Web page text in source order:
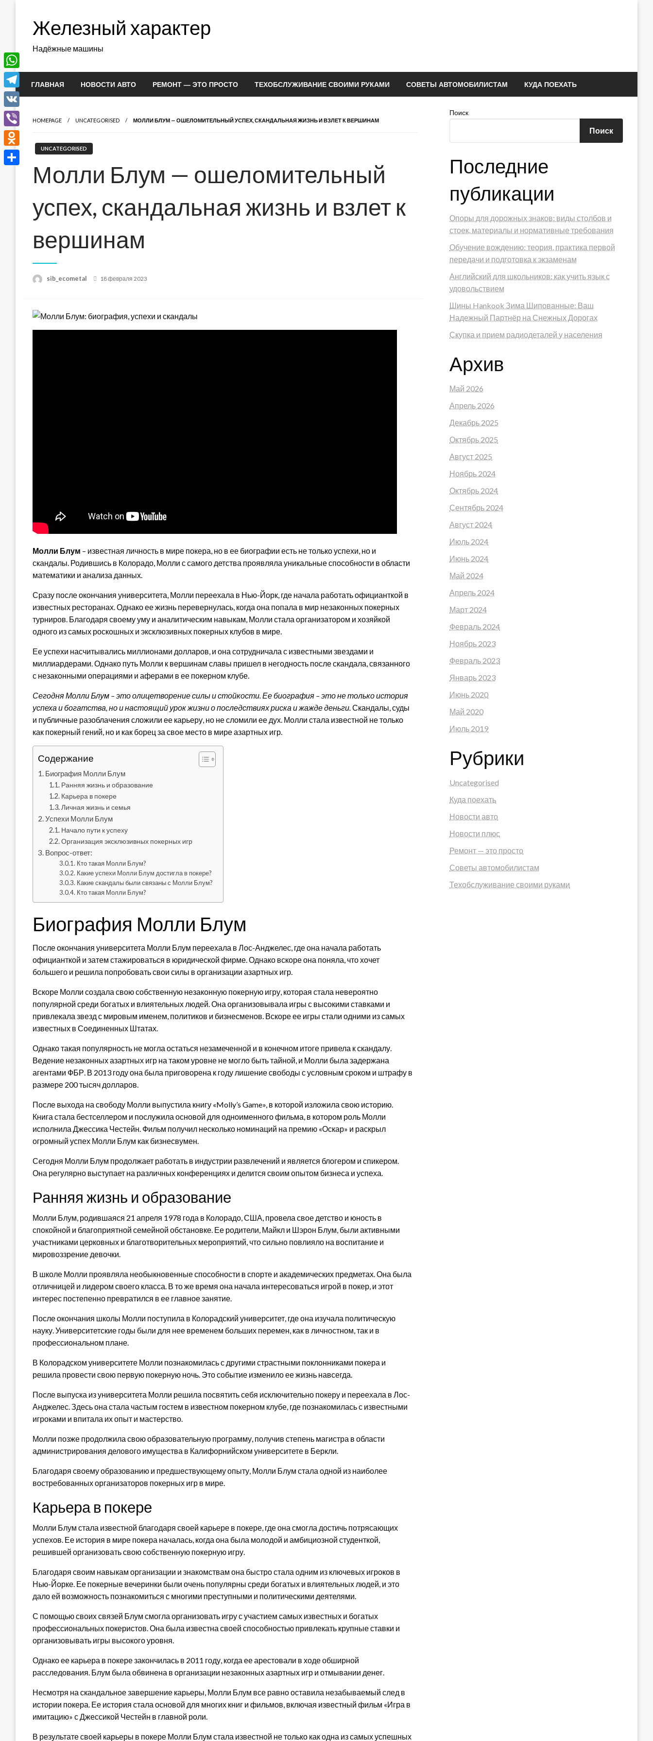
содержимомуЖелезный характер
Надёжные машины
ГЛАВНАЯ НОВОСТИ АВТО РЕМОНТ — ЭТО ПРОСТО ТЕХОБСЛУЖИВАНИЕ СВОИМИ РУКАМИ СОВЕТЫ АВТОМОБИЛИСТАМ КУДА ПОЕХАТЬ
HOMEPAGE UNCATEGORISED МОЛЛИ БЛУМ — ОШЕЛОМИТЕЛЬНЫЙ УСПЕХ, СКАНДАЛЬНАЯ ЖИЗНЬ И ВЗЛЕТ К ВЕРШИНАМ
UNCATEGORISED
Молли Блум — ошеломительный
успех, скандальная жизнь и взлет к
вершинам
sib_ecometal
Posted
18 февраля 2023
Молли Блум – известная личность в мире покера, но в ее биографии есть не только успехи, но и
скандалы. Родившись в Колорадо, Молли с самого детства проявляла уникальные способности в области
математики и анализа данных.
Сразу после окончания университета, Молли переехала в Нью-Йорк, где начала работать официанткой в
известных ресторанах. Однако ее жизнь перевернулась, когда она попала в мир незаконных покерных
турниров. Благодаря своему уму и аналитическим навыкам, Молли стала организатором и хозяйкой
одного из самых роскошных и эксклюзивных покерных клубов в мире.
Ее успехи насчитывались миллионами долларов, и она сотрудничала с известными звездами и
миллиардерами. Однако путь Молли к вершинам славы пришел в негодность после скандала, связанного
с незаконными операциями и аферами в ее покерном клубе.
Сегодня Молли Блум – это олицетворение силы и стойкости. Ее биография – это не только история
успеха и богатства, но и настоящий урок жизни о последствиях риска и жажде деньги.Скандалы, суды
и публичные разоблачения сложили ее карьеру, но не сломили ее дух. Молли стала известной не только
как покерный гений, но и как борец за свое место в мире азартных игр.
Содержание
Биография Молли Блум
Ранняя жизнь и образование
Карьера в покере
Личная жизнь и семья
Успехи Молли Блум
Начало пути к успеху
Организация эксклюзивных покерных игр
Вопрос-ответ:
Кто такая Молли Блум?
Какие успехи Молли Блум достигла в покере?
Какие скандалы были связаны с Молли Блум?
Кто такая Молли Блум?
Биография Молли Блум
После окончания университета Молли Блум переехала в Лос-Анджелес, где она начала работать
официанткой и затем стажироваться в юридической фирме. Однако вскоре она поняла, что хочет
большего и решила попробовать свои силы в организации азартных игр.
Вскоре Молли создала свою собственную незаконную покерную игру, которая стала невероятно
популярной среди богатых и влиятельных людей. Она организовывала игры с высокими ставками и
привлекала звезд с мировым именем, политиков и бизнесменов. Вскоре ее игры стали одними из самых
известных в Соединенных Штатах.
Однако такая популярность не могла остаться незамеченной и в конечном итоге привела к скандалу.
Ведение незаконных азартных игр на таком уровне не могло быть тайной, и Молли была задержана
агентами ФБР. В 2013 году она была приговорена к году лишение свободы с условным сроком и штрафу в
размере 200 тысяч долларов.
После выхода на свободу Молли выпустила книгу «Molly’s Game», в которой изложила свою историю.
Книга стала бестселлером и послужила основой для одноименного фильма, в котором роль Молли
исполнила Джессика Честейн. Фильм получил несколько номинаций на премию «Оскар» и раскрыл
огромный успех Молли Блум как бизнесвумен.
Сегодня Молли Блум продолжает работать в индустрии развлечений и является блогером и спикером.
Она регулярно выступает на различных конференциях и делится своим опытом бизнеса и успеха.
Ранняя жизнь и образование
Молли Блум, родившаяся 21 апреля 1978 года в Колорадо, США, провела свое детство и юность в
спокойной и благоприятной семейной обстановке. Ее родители, Майкл и Шэрон Блум, были активными
участниками церковных и благотворительных мероприятий, что сильно повлияло на воспитание и
мировоззрение девочки.
В школе Молли проявляла необыкновенные способности в спорте и академических предметах. Она была
отличницей и лидером своего класса. В то же время она начала интересоваться игрой в покер, и этот
интерес постепенно превратился в ее главное занятие.
После окончания школы Молли поступила в Колорадский университет, где она изучала политическую
науку. Университетские годы были для нее временем больших перемен, как в личностном, так и в
профессиональном плане.
В Колорадском университете Молли познакомилась с другими страстными поклонниками покера и
решила провести свою первую покерную ночь. Это событие изменило ее жизнь навсегда.
После выпуска из университета Молли решила посвятить себя исключительно покеру и переехала в Лос-
Анджелес. Здесь она стала частым гостем в известном покерном клубе, где познакомилась с известными
игроками и впитала их опыт и мастерство.
Молли позже продолжила свою образовательную программу, получив степень магистра в области
администрирования делового имущества в Калифорнийском университете в Беркли.
Благодаря своему образованию и предшествующему опыту, Молли Блум стала одной из наиболее
востребованных организаторов покерных игр в мире.
Карьера в покере
Молли Блум стала известной благодаря своей карьере в покере, где она смогла достичь потрясающих
успехов. Ее история в мире покера началась, когда она была молодой и амбициозной студенткой,
решившей организовать свою собственную покерную игру.
Благодаря своим навыкам организации и знакомствам она быстро стала одним из ключевых игроков в
Нью-Йорке. Ее покерные вечеринки были очень популярны среди богатых и влиятельных людей, и это
дало ей возможность познакомиться с многими преступными и политическими деятелями.
С помощью своих связей Блум смогла организовать игру с участием самых известных и богатых
профессиональных покеристов. Она была известна своей способностью привлекать крупные ставки и
организовывать игры высокого уровня.
Однако ее карьера в покере закончилась в 2011 году, когда ее арестовали в ходе обширной
расследования. Блум была обвинена в организации незаконных азартных игр и отмывании денег.
Несмотря на скандальное завершение карьеры, Молли Блум все равно оставила незабываемый след в
истории покера. Ее история стала основой для многих книг и фильмов, включая известный фильм «Игра в
имитацию» с Джессикой Честейн в главной роли.
В результате своей карьеры в покере Молли Блум стала известной не только как одна из самых успешных
Поиск
Поиск
Последние
публикации
Опоры для дорожных знаков: виды столбов и
стоек, материалы и нормативные требования
Обучение вождению: теория, практика первой
передачи и подготовка к экзаменам
Английский для школьников: как учить язык с
удовольствием
Шины Hankook Зима Шипованные: Ваш
Надежный Партнёр на Снежных Дорогах
Скупка и прием радиодеталей у населения
Архив
Май 2026
Апрель 2026
Декабрь 2025
Октябрь 2025
Август 2025
Ноябрь 2024
Октябрь 2024
Сентябрь 2024
Август 2024
Июль 2024
Июнь 2024
Май 2024
Апрель 2024
Март 2024
Февраль 2024
Ноябрь 2023
Февраль 2023
Январь 2023
Июнь 2020
Май 2020
Июль 2019
Рубрики
Uncategorised
Куда поехать
Новости авто
Новости плюс
Ремонт — это просто
Советы автомобилистам
Техобслуживание своими руками
WhatsApp
Telegram
VK
Viber
Odnoklassniki
Отправить